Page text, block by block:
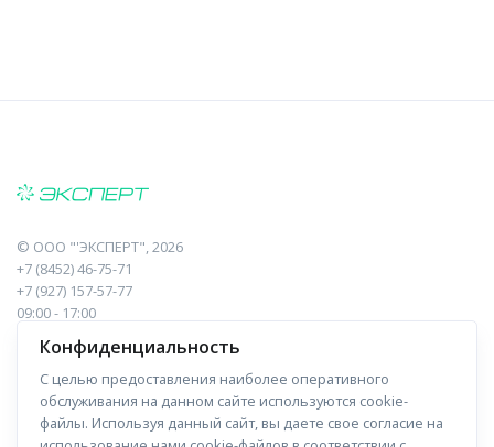
© ООО "'ЭКСПЕРТ", 2026
+7 (8452) 46-75-71
+7 (927) 157-57-77
09:00 - 17:00
410017, Саратов, Пугачева, 10 к1, оф.23
Навигация
Прайс-лист
Информация
О компании
Конфиденциальность
С целью предоставления наиболее оперативного
обслуживания на данном сайте используются cookie-
файлы. Используя данный сайт, вы даете свое согласие на